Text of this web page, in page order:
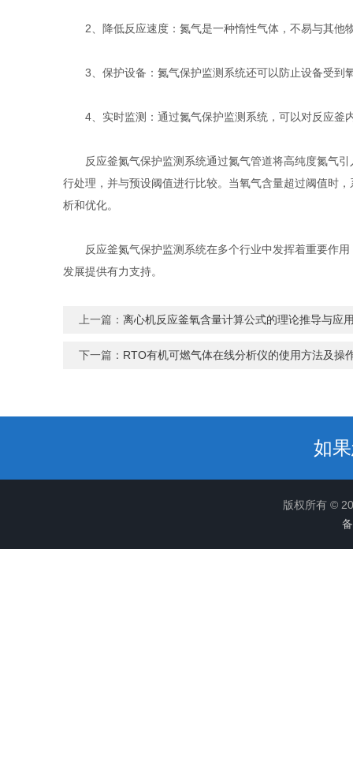
2、降低反应速度：氮气是一种惰性气体，不易与其他
3、保护设备：氮气保护监测系统还可以防止设备受到
4、实时监测：通过氮气保护监测系统，可以对反应釜
反应釜氮气保护监测系统通过氮气管道将高纯度氮气引
行处理，并与预设阈值进行比较。当氧气含量超过阈值时
析和优化。
反应釜氮气保护监测系统在多个行业中发挥着重要作用
发展提供有力支持。
上一篇： 离心机反应釜氧含量计算公式的理论推导与应
下一篇： RTO有机可燃气体在线分析仪的使用方法及操
如
版权所有 ©